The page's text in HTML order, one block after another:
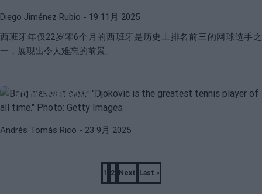
Diego Jiménez Rubio - 19 11月 2025
西班牙年仅22岁零6个月的西班牙是历史上排名前三的网球选手之
一，展现出令人难忘的前景。
ATPNOVAK DJOKOVIC
的网球运动员」
Andrés Tomás Rico - 23 9月 2025
Page
1
Page
2
Next
Next
Last
Last »